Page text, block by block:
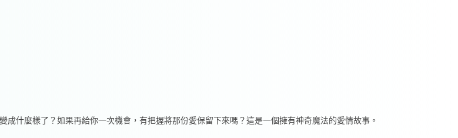
什麼樣了？如果再給你一次機會，有把握將那份愛保留下來嗎？這是一個擁有神奇魔法的愛情故事。